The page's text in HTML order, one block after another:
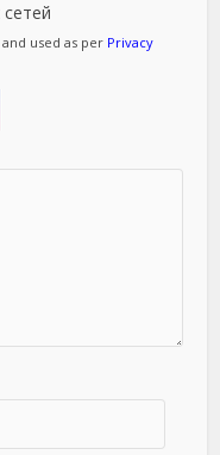
used as per Privacy